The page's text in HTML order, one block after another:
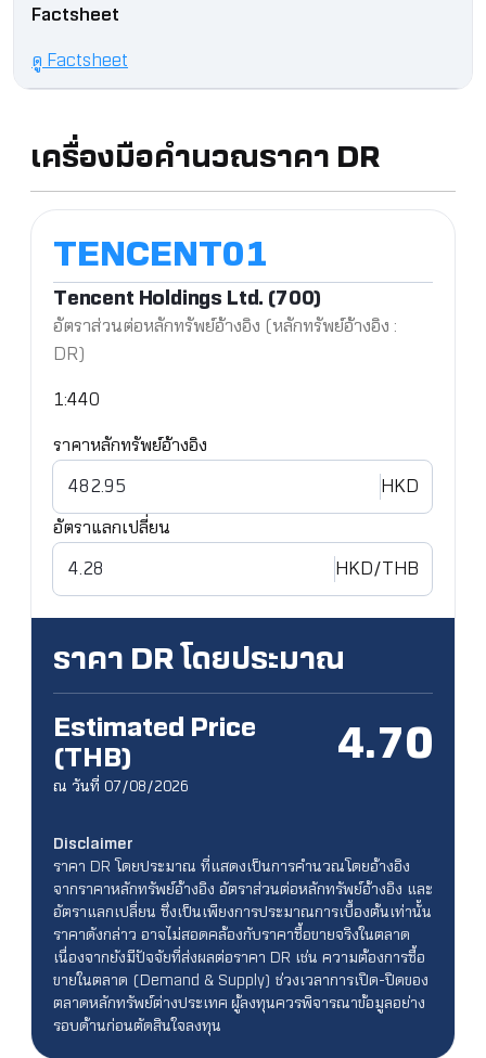
Factsheet
ดู Factsheet
เครื่องมือคำนวณราคา DR
Tencent Holdings Ltd. (700)
อัตราส่วนต่อหลักทรัพย์อ้างอิง (หลักทรัพย์อ้างอิง :
DR)
1:440
ราคาหลักทรัพย์อ้างอิง
HKD
อัตราแลกเปลี่ยน
HKD/THB
ราคา DR โดยประมาณ
Estimated Price
(THB) 4.70
ณ วันที่ 07/08/2026
Disclaimer
ราคา DR โดยประมาณ ที่แสดงเป็นการคำนวณโดยอ้างอิง
จากราคาหลักทรัพย์อ้างอิง อัตราส่วนต่อหลักทรัพย์อ้างอิง และ
อัตราแลกเปลี่ยน ซึ่งเป็นเพียงการประมาณการเบื้องต้นเท่านั้น
ราคาดังกล่าว อาจไม่สอดคล้องกับราคาซื้อขายจริงในตลาด
เนื่องจากยังมีปัจจัยที่ส่งผลต่อราคา DR เช่น ความต้องการซื้อ
ขายในตลาด (Demand & Supply) ช่วงเวลาการเปิด-ปิดของ
ตลาดหลักทรัพย์ต่างประเทศ ผู้ลงทุนควรพิจารณาข้อมูลอย่าง
รอบด้านก่อนตัดสินใจลงทุน